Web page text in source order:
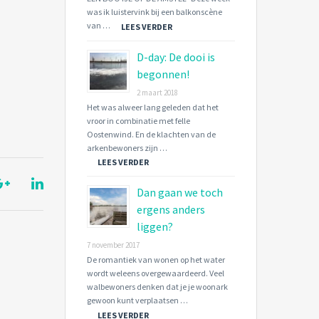
was ik luistervink bij een balkonscène
van …
LEES VERDER
D-day: De dooi is
begonnen!
2 maart 2018
Het was alweer lang geleden dat het
vroor in combinatie met felle
Oostenwind. En de klachten van de
arkenbewoners zijn …
LEES VERDER
Dan gaan we toch
ergens anders
liggen?
7 november 2017
De romantiek van wonen op het water
wordt weleens overgewaardeerd. Veel
walbewoners denken dat je je woonark
gewoon kunt verplaatsen …
LEES VERDER